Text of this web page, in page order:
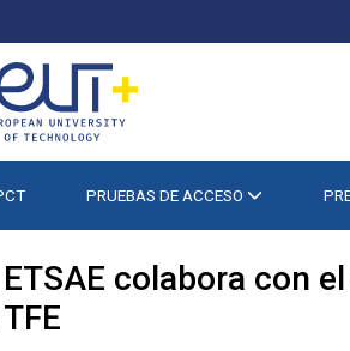
PRUEBAS DE ACCESO
ETSAE colabora con